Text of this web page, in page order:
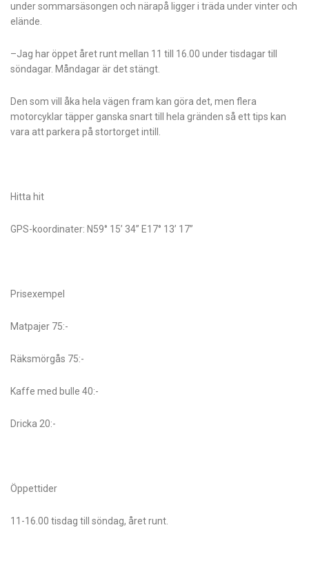
under sommarsäsongen och närapå ligger i träda under vinter och
elände.
–Jag har öppet året runt mellan 11 till 16.00 under tisdagar till
söndagar. Måndagar är det stängt.
Den som vill åka hela vägen fram kan göra det, men flera
motorcyklar täpper ganska snart till hela gränden så ett tips kan
vara att parkera på stortorget intill.
Hitta hit
GPS-koordinater: N59° 15’ 34” E17° 13’ 17”
Prisexempel
Matpajer 75:-
Räksmörgås 75:-
Kaffe med bulle 40:-
Dricka 20:-
Öppettider
11-16.00 tisdag till söndag, året runt.